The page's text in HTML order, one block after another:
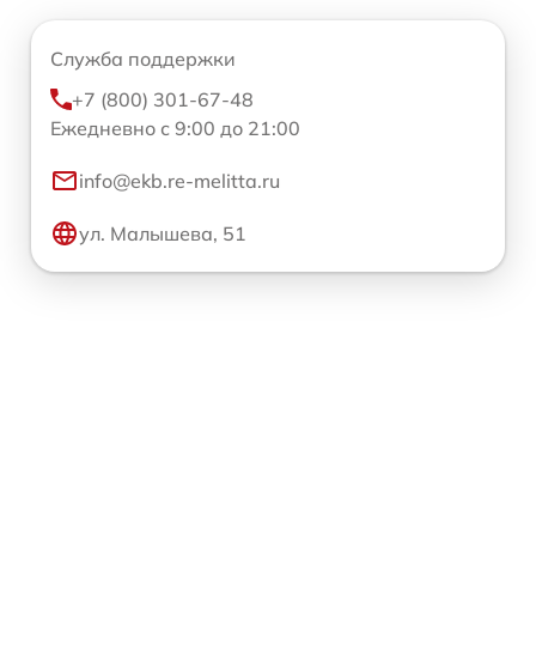
Служба поддержки
+7 (800) 301-67-48
Ежедневно с 9:00 до 21:00
info@ekb.re-melitta.ru
ул. Малышева, 51